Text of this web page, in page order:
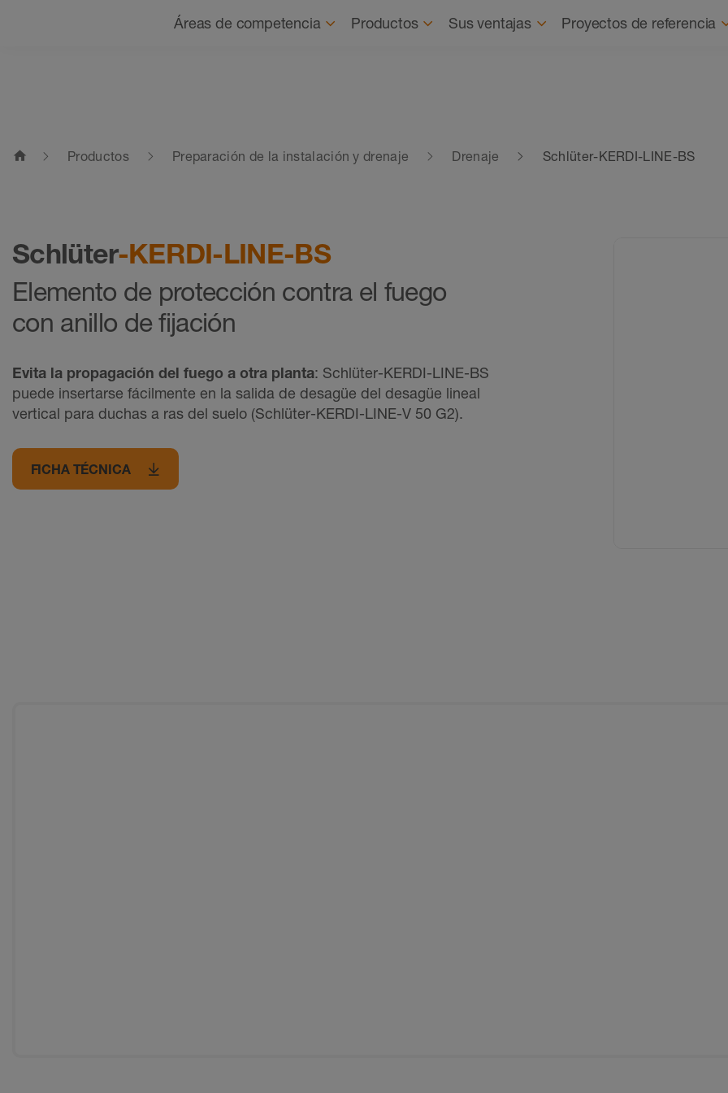
Quienes
Áreas de competencia Productos Sus ventajas Proyectos de referencia
home Productos Preparación de la instalación y drenaje Drenaje Schlüter-KERDI-LINE-BS
Schlüter-KERDI-LINE-BS
Elemento de protección contra el fuego
con anillo de fijación
Evita la propagación del fuego a otra planta: Schlüter-KERDI-LINE-BS
puede insertarse fácilmente en la salida de desagüe del desagüe lineal
vertical para duchas a ras del suelo (Schlüter-KERDI-LINE-V 50 G2).
FICHA TÉCNICA